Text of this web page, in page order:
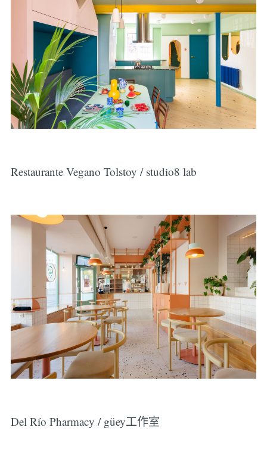
Restaurante Vegano Tolstoy / studio8 lab
Del Río Pharmacy / güey工作室